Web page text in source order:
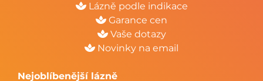
Lázně podle indikace
Garance cen
Vaše dotazy
Novinky na email
Nejoblíbenější lázně